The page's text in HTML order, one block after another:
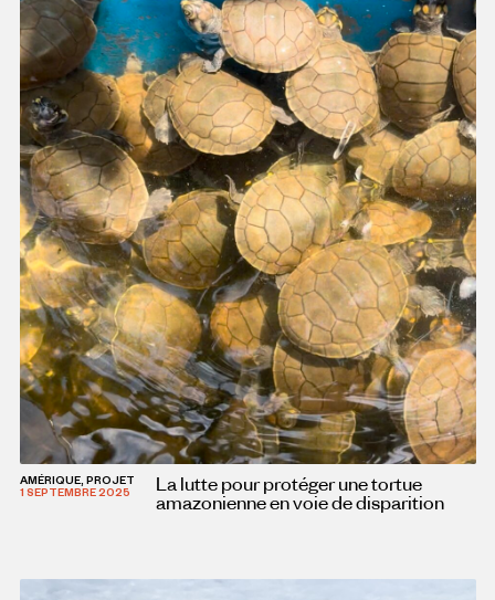
AMÉRIQUE, PROJET
1 SEPTEMBRE 2025
La lutte pour protéger une tortue
amazonienne en voie de disparition